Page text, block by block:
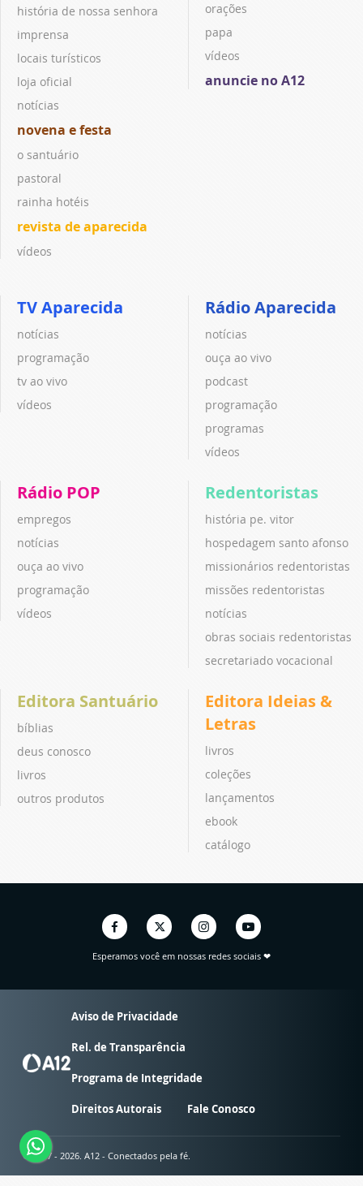
história de nossa senhora
imprensa
locais turísticos
loja oficial
notícias
novena e festa
o santuário
pastoral
rainha hotéis
revista de aparecida
vídeos
orações
papa
vídeos
anuncie no A12
TV Aparecida
notícias
programação
tv ao vivo
vídeos
Rádio Aparecida
notícias
ouça ao vivo
podcast
programação
programas
vídeos
Rádio POP
empregos
notícias
ouça ao vivo
programação
vídeos
Redentoristas
história pe. vitor
hospedagem santo afonso
missionários redentoristas
missões redentoristas
notícias
obras sociais redentoristas
secretariado vocacional
Editora Santuário
bíblias
deus conosco
livros
outros produtos
Editora Ideias &
Letras
livros
coleções
lançamentos
ebook
catálogo
Esperamos você em nossas redes sociais ❤
Aviso de Privacidade
Rel. de Transparência
Programa de Integridade
Direitos Autorais Fale Conosco
© 2007 - 2026. A12 - Conectados pela fé.